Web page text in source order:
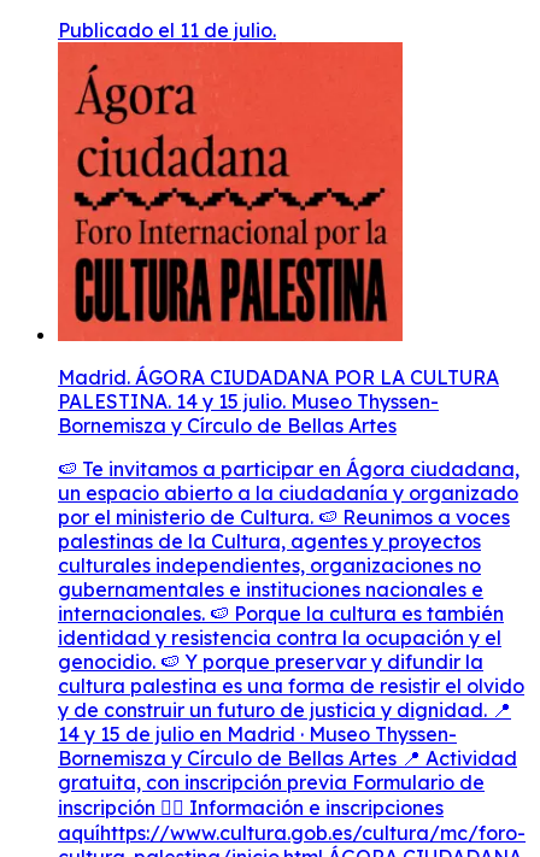
Publicado el 11 de julio.
Madrid. ÁGORA CIUDADANA POR LA CULTURA
PALESTINA. 14 y 15 julio. Museo Thyssen-
Bornemisza y Círculo de Bellas Artes
🍉 Te invitamos a participar en Ágora ciudadana,
un espacio abierto a la ciudadanía y organizado
por el ministerio de Cultura. 🍉 Reunimos a voces
palestinas de la Cultura, agentes y proyectos
culturales independientes, organizaciones no
gubernamentales e instituciones nacionales e
internacionales. 🍉 Porque la cultura es también
identidad y resistencia contra la ocupación y el
genocidio. 🍉 Y porque preservar y difundir la
cultura palestina es una forma de resistir el olvido
y de construir un futuro de justicia y dignidad. 📍
14 y 15 de julio en Madrid · Museo Thyssen-
Bornemisza y Círculo de Bellas Artes 📍 Actividad
gratuita, con inscripción previa Formulario de
inscripción 👇🏽 Información e inscripciones
aquíhttps://www.cultura.gob.es/cultura/mc/foro-